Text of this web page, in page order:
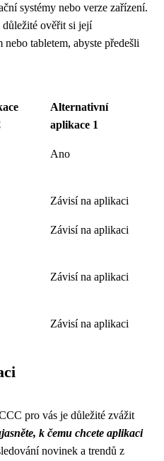
systémy nebo verze zařízení.
důležité ověřit si její
tabletem, abyste předešli
Alternativní
aplikace 1
Ano
Závisí na aplikaci
Závisí na aplikaci
Závisí na aplikaci
Závisí na aplikaci
pro vás je důležité zvážit
k čemu chcete aplikaci
novinek a trendů z